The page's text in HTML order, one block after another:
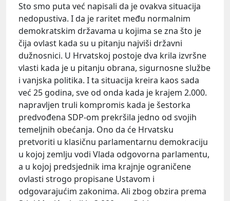
Sto smo puta već napisali da je ovakva situacija
nedopustiva. I da je raritet među normalnim
demokratskim državama u kojima se zna što je
čija ovlast kada su u pitanju najviši državni
dužnosnici. U Hrvatskoj postoje dva krila izvršne
vlasti kada je u pitanju obrana, sigurnosne službe
i vanjska politika. I ta situacija kreira kaos sada
već 25 godina, sve od onda kada je krajem 2.000.
napravljen truli kompromis kada je šestorka
predvođena SDP-om prekršila jedno od svojih
temeljnih obećanja. Ono da će Hrvatsku
pretvoriti u klasičnu parlamentarnu demokraciju
u kojoj zemlju vodi Vlada odgovorna parlamentu,
a u kojoj predsjednik ima krajnje ograničene
ovlasti strogo propisane Ustavom i
odgovarajućim zakonima. Ali zbog obzira prema